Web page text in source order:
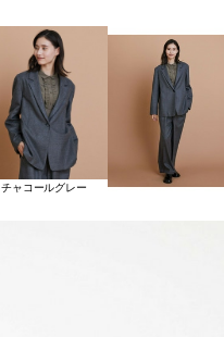
チャコールグレー